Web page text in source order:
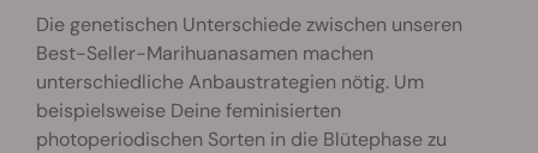
Die genetischen Unterschiede zwischen unseren
Best-Seller-Marihuanasamen machen
unterschiedliche Anbaustrategien nötig. Um
beispielsweise Deine feminisierten
photoperiodischen Sorten in die Blütephase zu